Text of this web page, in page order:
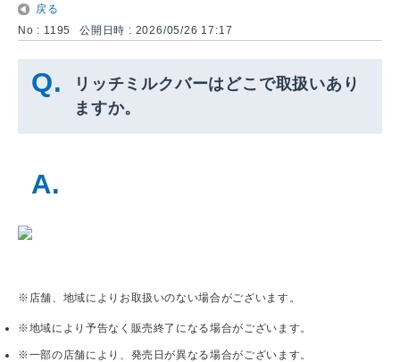
戻る
No : 1195
公開日時 : 2026/05/26 17:17
リッチミルクバーはどこで取扱いあり
ますか。
※店舗、地域によりお取扱いのない場合がございます。
※地域により予告なく販売終了になる場合がございます。
※一部の店舗により、発売日が異なる場合がございます。